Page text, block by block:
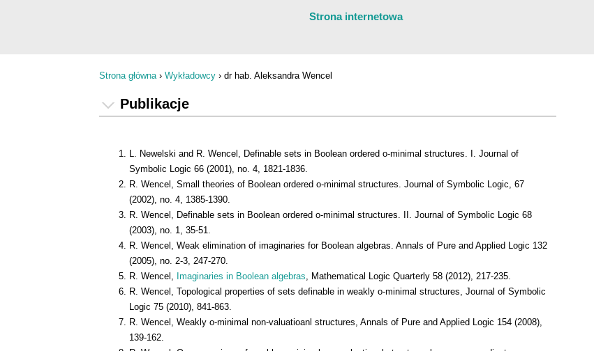
Strona internetowa
Strona główna› Wykładowcy › dr hab. Aleksandra Wencel
Publikacje
L. Newelski and R. Wencel, Definable sets in Boolean ordered o-minimal structures. I. Journal of
Symbolic Logic 66 (2001), no. 4, 1821-1836.
R. Wencel, Small theories of Boolean ordered o-minimal structures. Journal of Symbolic Logic, 67
(2002), no. 4, 1385-1390.
R. Wencel, Definable sets in Boolean ordered o-minimal structures. II. Journal of Symbolic Logic 68
(2003), no. 1, 35-51.
R. Wencel, Weak elimination of imaginaries for Boolean algebras. Annals of Pure and Applied Logic 132
(2005), no. 2-3, 247-270.
R. Wencel, Imaginaries in Boolean algebras , Mathematical Logic Quarterly 58 (2012), 217-235.
R. Wencel, Topological properties of sets definable in weakly o-minimal structures, Journal of Symbolic
Logic 75 (2010), 841-863.
R. Wencel, Weakly o-minimal non-valuatioanl structures, Annals of Pure and Applied Logic 154 (2008),
139-162.